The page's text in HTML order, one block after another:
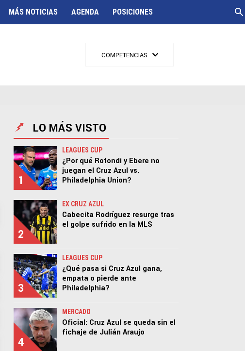
MÁS NOTICIAS AGENDA POSICIONES
COMPETENCIAS
LO MÁS VISTO
1
LEAGUES CUP
¿Por qué Rotondi y Ebere no
juegan el Cruz Azul vs.
Philadelphia Union?
2
EX CRUZ AZUL
Cabecita Rodríguez resurge tras
el golpe sufrido en la MLS
3
LEAGUES CUP
¿Qué pasa si Cruz Azul gana,
empata o pierde ante
Philadelphia?
4
MERCADO
Oficial: Cruz Azul se queda sin el
fichaje de Julián Araujo